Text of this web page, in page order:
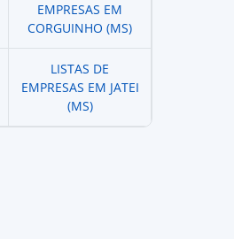
EMPRESAS EM
CORGUINHO (MS)
LISTAS DE
EMPRESAS EM JATEI
(MS)